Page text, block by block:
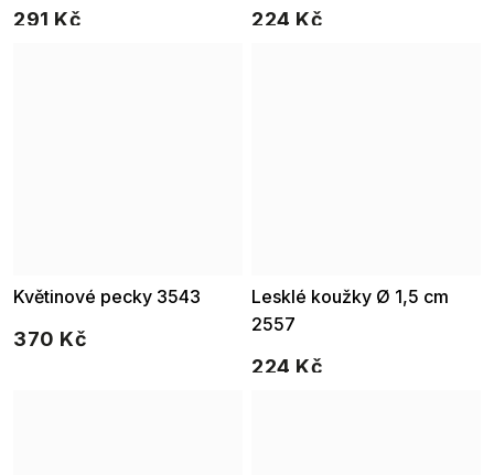
291 Kč
šmrnc každodennímu outfitu.
224 Kč
oceli.
Květinové pecky 3543
370 Kč
Lesklé koužky Ø 1,5 cm
2557
224 Kč